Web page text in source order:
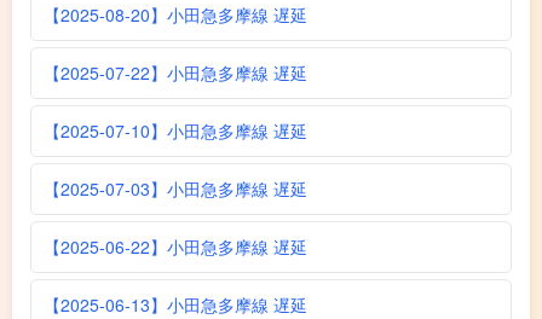
【2025-08-20】小田急多摩線 遅延
【2025-07-22】小田急多摩線 遅延
【2025-07-10】小田急多摩線 遅延
【2025-07-03】小田急多摩線 遅延
【2025-06-22】小田急多摩線 遅延
【2025-06-13】小田急多摩線 遅延